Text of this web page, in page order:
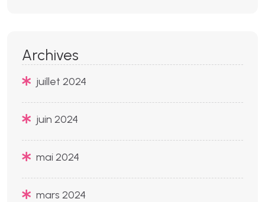
Archives
juillet 2024
juin 2024
mai 2024
mars 2024